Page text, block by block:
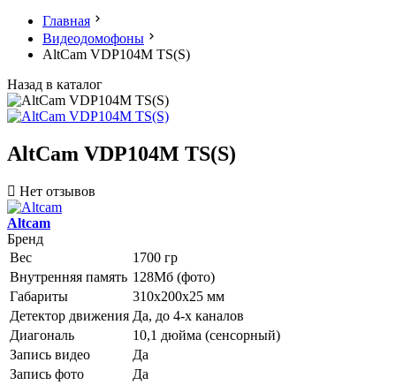
Главная
Видеодомофоны
AltCam VDP104M TS(S)
Назад в каталог
AltCam VDP104M TS(S)
Нет отзывов
Altcam
Бренд
Вес
1700 гр
Внутренняя память 128Мб (фото)
Габариты
310х200х25 мм
Детектор движения Да, до 4-х каналов
Диагональ
10,1 дюйма (сенсорный)
Запись видео
Да
Запись фото
Да